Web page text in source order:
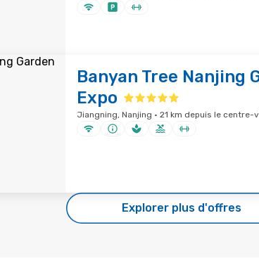
Banyan Tree Nanjing
Expo
Jiangning, Nanjing · 21 km depuis le centre-
Explorer plus d'offres